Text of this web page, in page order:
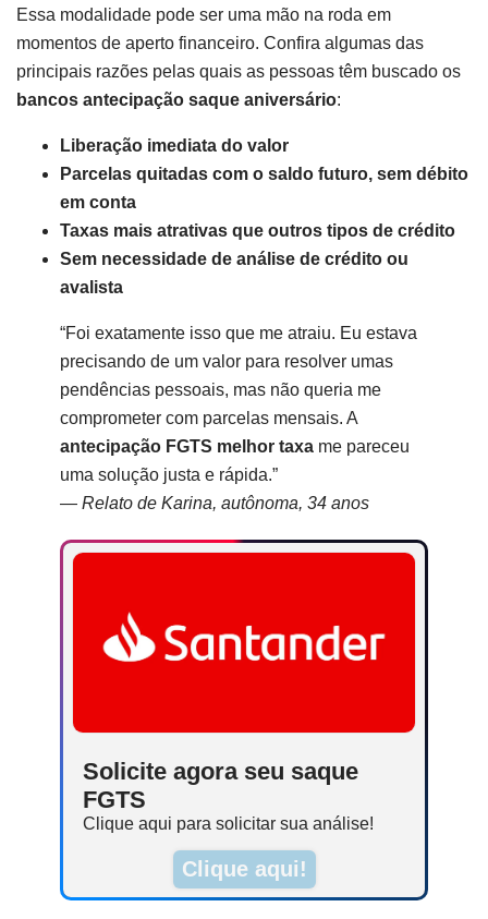
Essa modalidade pode ser uma mão na roda em
momentos de aperto financeiro. Confira algumas das
principais razões pelas quais as pessoas têm buscado os
bancos antecipação saque aniversário:
Liberação imediata do valor
Parcelas quitadas com o saldo futuro, sem débito
em conta
Taxas mais atrativas que outros tipos de crédito
Sem necessidade de análise de crédito ou
avalista
“Foi exatamente isso que me atraiu. Eu estava
precisando de um valor para resolver umas
pendências pessoais, mas não queria me
comprometer com parcelas mensais. A
antecipação FGTS melhor taxa me pareceu
uma solução justa e rápida.”
— Relato de Karina, autônoma, 34 anos
Solicite agora seu saque
FGTS
Clique aqui para solicitar sua análise!
Clique aqui!